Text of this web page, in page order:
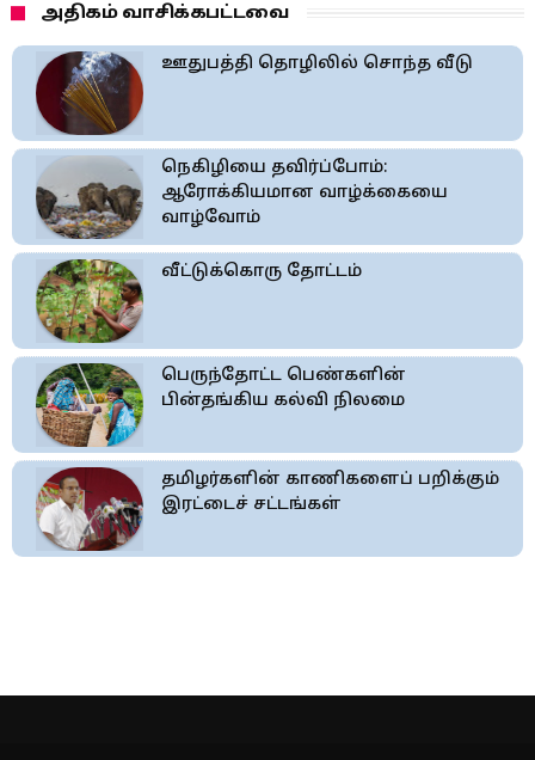
அதிகம் வாசிக்கபட்டவை
ஊதுபத்தி தொழிலில் சொந்த வீடு
நெகிழியை தவிர்ப்போம்:
ஆரோக்கியமான வாழ்க்கையை
வாழ்வோம்
வீட்டுக்கொரு தோட்டம்
பெருந்தோட்ட பெண்களின்
பின்தங்கிய கல்வி நிலமை
தமிழர்களின் காணிகளைப் பறிக்கும்
இரட்டைச் சட்டங்கள்